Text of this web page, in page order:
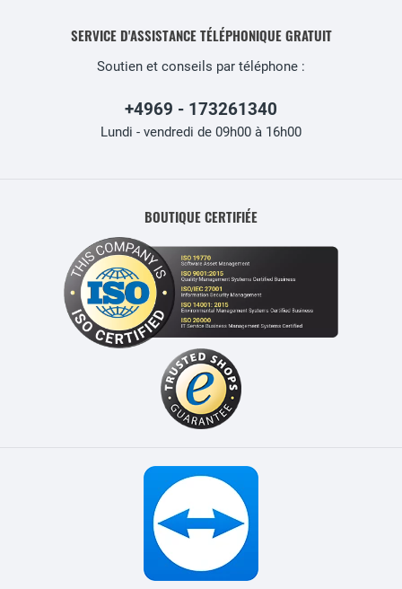
SERVICE D'ASSISTANCE TÉLÉPHONIQUE GRATUIT
Soutien et conseils par téléphone :
+4969 - 173261340
Lundi - vendredi de 09h00 à 16h00
BOUTIQUE CERTIFIÉE